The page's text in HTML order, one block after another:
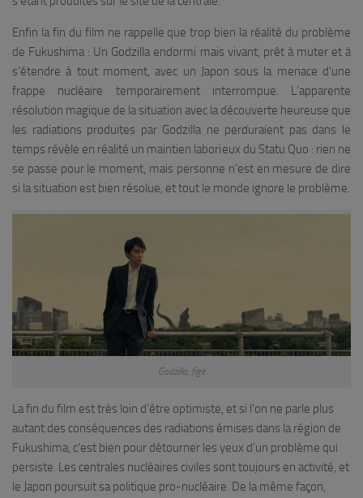
Enfin la fin du film ne rappelle que trop bien la réalité du problème
de Fukushima : Un Godzilla endormi mais vivant, prêt à muter et à
s’étendre à tout moment, avec un Japon sous la menace d’une
frappe nucléaire temporairement interrompue. L’apparente
résolution magique de la situation avec la découverte heureuse que
les radiations produites par Godzilla ne perduraient pas dans le
temps révèle en réalité un maintien laborieux du Statu Quo : rien ne
se passe pour le moment, mais personne n’est en mesure de dire
si la situation est bien résolue, et tout le monde ignore le problème.
Godzilla, figé
La fin du film est très loin d’être optimiste, et si l’on ne parle plus
autant des conséquences des radiations émises dans la région de
Fukushima, c’est bien pour détourner les yeux d’un problème qui
persiste. Les centrales nucléaires civiles sont toujours en activité, et
le Japon poursuit sa politique pro-nucléaire. De la même façon,